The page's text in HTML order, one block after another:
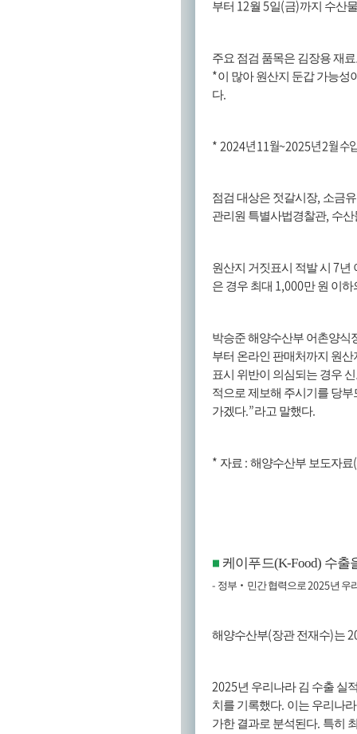
부터 12월 5일(금)까지 수산
주요 점검 품목은 김장용 재
*이 많아 원산지 둔갑 가능성
다.
* 2024년11월~2025년2월 수
점검 대상은 젓갈시장, 소금
관리원 특별사법경찰관, 수산
원산지 거짓표시 적발 시 7년
은 경우 최대 1,000만 원 이
박승준 해양수산부 어촌양식
부터 온라인 판매처까지 원
표시 위반이 의심되는 경우
적으로 제보해 주시기를 당부
가겠다.”라고 말했다.
* 자료 : 해양수산부 보도자료
■ 케이푸드(K-Food) 수출
- 정부 ‧ 민간 협력으로 2025년 우
해양수산부(장관 전재수)는
2025년 우리나라 김 수출 실
치를 기록했다. 이는 우리나
가한 결과로 분석된다. 특히